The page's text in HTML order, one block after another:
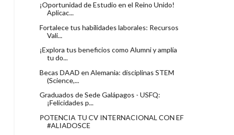
¡Oportunidad de Estudio en el Reino Unido!
Aplicac...
Fortalece tus habilidades laborales: Recursos
Vali...
¡Explora tus beneficios como Alumni y amplía
tu do...
Becas DAAD en Alemania: disciplinas STEM
(Science,...
Graduados de Sede Galápagos - USFQ:
¡Felicidades p...
POTENCIA TU CV INTERNACIONAL CON EF
#ALIADOSCE